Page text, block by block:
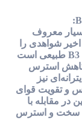
معروف
شواهدی را
ارائه داده اند که این ماده حاوی ویتامین B3 طبیعی است
استرس
نیز
و تقویت قوای
مقابله با
سخت و استرس